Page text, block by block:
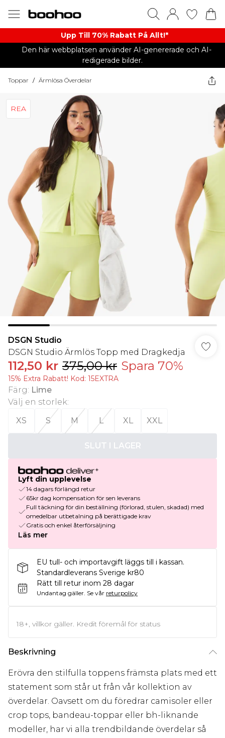
Upp Till 70% Rabatt På Allt!*
Den här webbplatsen använder AI-genererade och AI-
redigerade bilder.
Toppar / Ärmlösa Överdelar
REA
DSGN Studio
DSGN Studio Ärmlös Topp med Dragkedja
112,50 kr 375,00 kr Spara 70%
15% Extra Rabatt! Kod: 15EXTRA
Färg: Lime
Välj en storlek:
XS
S M L XL XXL
SLUT I LAGER
Lyft din upplevelse
14 dagars förlängd retur
65kr dag kompensation för sen leverans
Full täckning för din beställning (förlorad, stulen, skadad) med
omedelbar utbetalning på berättigade krav
Gratis och enkel återförsäljning
Läs mer
EU tull- och importavgift läggs till i kassan.
Standardleverans Sverige kr80
Rätt till retur inom 28 dagar
Undantag gäller. Se vår returpolicy
18+, villkor gäller. Kredit föremål för status
Beskrivning
Erövra den stilfulla toppens främsta plats med ett
statement som står ut från vår kollektion av
överdelar. Oavsett om du föredrar camisoler eller
crop tops, bandeau-toppar eller bh-liknande
modeller, har vi alla trendbildande överdelar så